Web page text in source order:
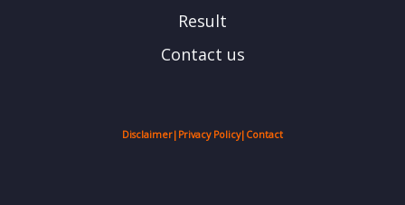
Result
Contact us
Disclaimer| Privacy Policy| Contact